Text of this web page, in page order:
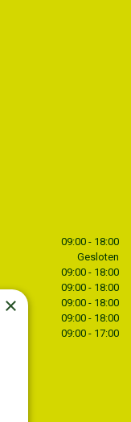
09:00 - 18:00
Gesloten
09:00 - 18:00
09:00 - 18:00
09:00 - 18:00
09:00 - 18:00
09:00 - 17:00
×